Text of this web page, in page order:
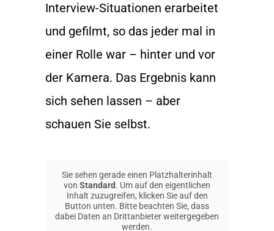
Interview-Situationen erarbeitet
und gefilmt, so das jeder mal in
einer Rolle war – hinter und vor
der Kamera. Das Ergebnis kann
sich sehen lassen – aber
schauen Sie selbst.
Sie sehen gerade einen Platzhalterinhalt
von Standard . Um auf den eigentlichen
Inhalt zuzugreifen, klicken Sie auf den
Button unten. Bitte beachten Sie, dass
dabei Daten an Drittanbieter weitergegeben
werden.